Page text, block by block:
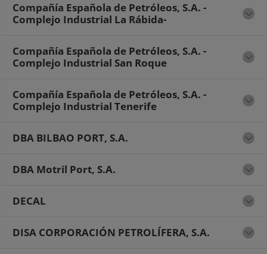
Compañía Española de Petróleos, S.A. -
Complejo Industrial La Rábida-
Compañía Española de Petróleos, S.A. -
Complejo Industrial San Roque
Compañía Española de Petróleos, S.A. -
Complejo Industrial Tenerife
DBA BILBAO PORT, S.A.
DBA Motril Port, S.A.
DECAL
DISA CORPORACIÓN PETROLÍFERA, S.A.